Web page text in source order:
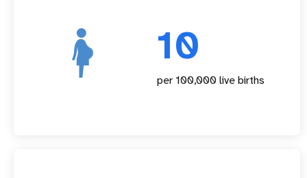
10
per 100,000 live births